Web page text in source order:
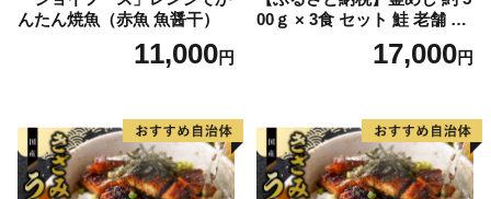
んたん焼魚（赤魚 魚醤干）
11,000円
00ｇ × 3食 セット 鮭 老舗 急
速冷凍 レンチン 時短 簡単調
理 食品 加工品 海鮮 手作り
り寄せグルメ 愛知県 小牧市
送料無料
17,000円